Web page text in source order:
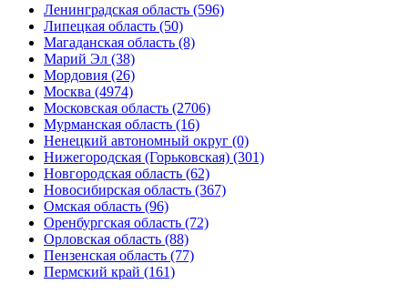
Ленинградская область (596)
Липецкая область (50)
Магаданская область (8)
Марий Эл (38)
Мордовия (26)
Москва (4974)
Московская область (2706)
Мурманская область (16)
Ненецкий автономный округ (0)
Нижегородская (Горьковская) (301)
Новгородская область (62)
Новосибирская область (367)
Омская область (96)
Оренбургская область (72)
Орловская область (88)
Пензенская область (77)
Пермский край (161)